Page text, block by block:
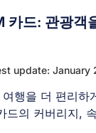
카드: 관광객
update: January
행을 더 편리하
드의 커버리지,